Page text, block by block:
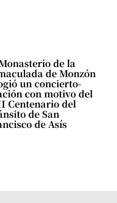
de la
de Monzón
un concierto-
con motivo del
Centenario del
de San
de Asís